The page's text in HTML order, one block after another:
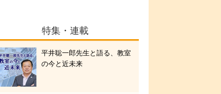
特集・連載
平井聡一郎先生と語る、教室
の今と近未来